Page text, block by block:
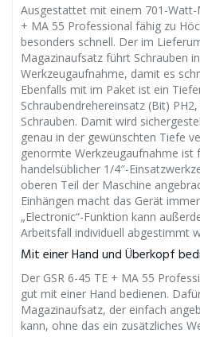
Ausgestattet mit einem 701-Watt-
+ MA 55 Professional fähig zu
besonders schnell. Der im
Magazinaufsatz führt Schrauben
Werkzeugaufnahme, damit es
Ebenfalls mit im Paket ist ein
Schraubendrehereinsatz (Bit)
Schrauben. Damit wird
genau in der gewünschten Tiefe
genormte Werkzeugaufnahme ist
handelsüblicher 1/4″-
oberen Teil der Maschine
Einhängen macht das Gerät
„Electronic“-Funktion kann
Arbeitsfall individuell abgestimmt
Mit einer Hand und Überkopf
Der GSR 6-45 TE + MA 55
gut mit einer Hand bedienen.
Magazinaufsatz, der einfach
kann, ohne das ein zusätzliches